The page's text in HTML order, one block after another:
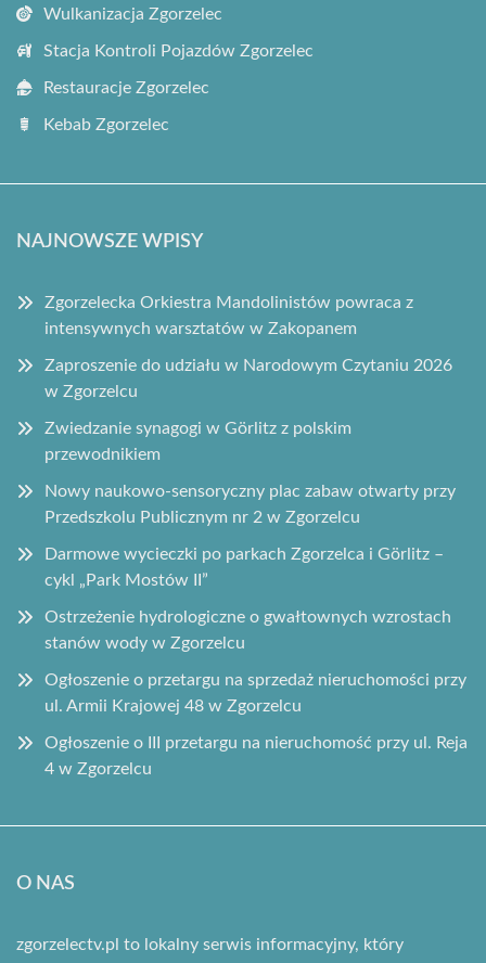
Wulkanizacja Zgorzelec
Stacja Kontroli Pojazdów Zgorzelec
Restauracje Zgorzelec
Kebab Zgorzelec
NAJNOWSZE WPISY
Zgorzelecka Orkiestra Mandolinistów powraca z
intensywnych warsztatów w Zakopanem
Zaproszenie do udziału w Narodowym Czytaniu 2026
w Zgorzelcu
Zwiedzanie synagogi w Görlitz z polskim
przewodnikiem
Nowy naukowo-sensoryczny plac zabaw otwarty przy
Przedszkolu Publicznym nr 2 w Zgorzelcu
Darmowe wycieczki po parkach Zgorzelca i Görlitz –
cykl „Park Mostów II”
Ostrzeżenie hydrologiczne o gwałtownych wzrostach
stanów wody w Zgorzelcu
Ogłoszenie o przetargu na sprzedaż nieruchomości przy
ul. Armii Krajowej 48 w Zgorzelcu
Ogłoszenie o III przetargu na nieruchomość przy ul. Reja
4 w Zgorzelcu
O NAS
zgorzelectv.pl to lokalny serwis informacyjny, który